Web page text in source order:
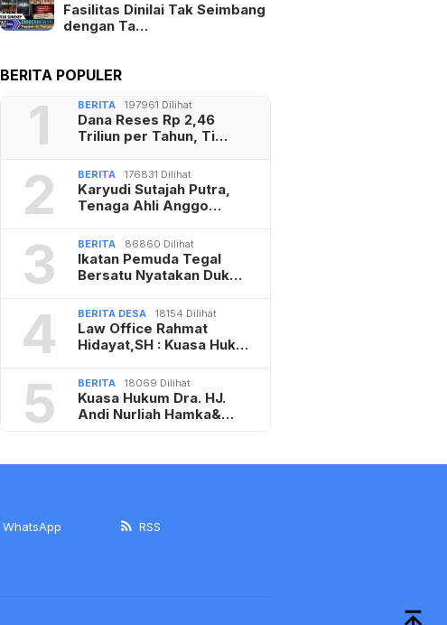
Fasilitas Dinilai Tak Seimbang
dengan Ta…
BERITA POPULER
1 BERITA 197961 Dilihat
Dana Reses Rp 2,46
Triliun per Tahun, Ti…
2 BERITA 176831 Dilihat
Karyudi Sutajah Putra,
Tenaga Ahli Anggo…
3 BERITA 86860 Dilihat
Ikatan Pemuda Tegal
Bersatu Nyatakan Duk…
4 BERITA DESA 18154 Dilihat
Law Office Rahmat
Hidayat,SH : Kuasa Huk…
5 BERITA 18069 Dilihat
Kuasa Hukum Dra. HJ.
Andi Nurliah Hamka&…
WhatsApp RSS